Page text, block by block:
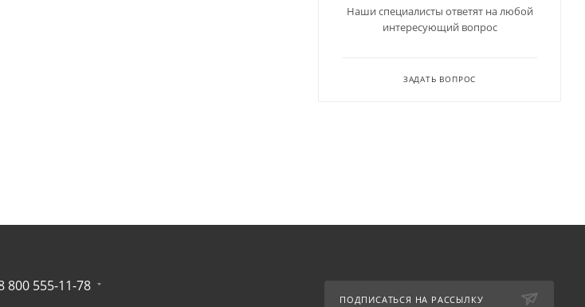
Наши специалисты ответят на любой
интересующий вопрос
ЗАДАТЬ ВОПРОС
800 555-11-78
ПОДПИСАТЬСЯ НА РАССЫЛКУ